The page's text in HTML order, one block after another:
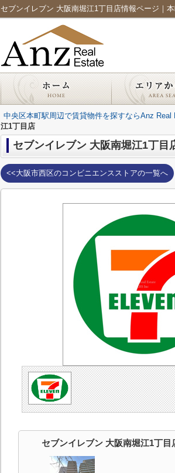
セブンイレブン 大阪南堀江1丁目店情報ページ｜
中央区本町駅周辺で賃貸物件を探すならAnz Real
江1丁目店
セブンイレブン 大阪南堀江1丁目
<<大阪市西区のコンビニエンスストアの一覧へ
セブンイレブン 大阪南堀江1丁目